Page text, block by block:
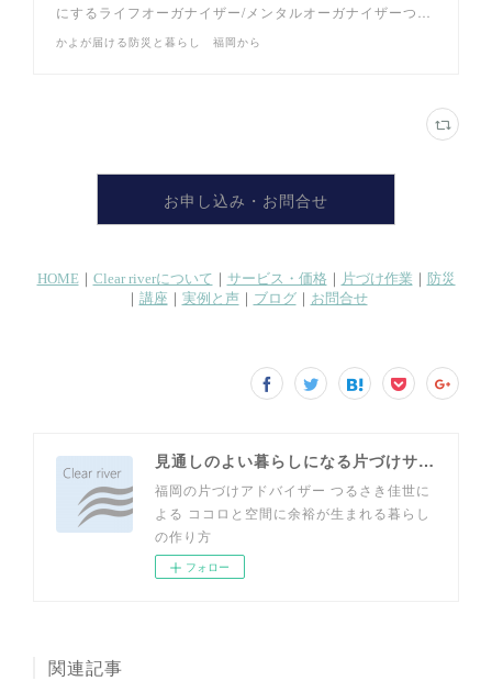
にするライフオーガナイザー/メンタルオーガナイザーつ…
かよが届ける防災と暮らし 福岡から
お申し込み・お問合せ
見通しのよい暮らしになる片づけサイト
福岡の片づけアドバイザー つるさき佳世に
よる ココロと空間に余裕が生まれる暮らし
の作り方
フォロー
関連記事